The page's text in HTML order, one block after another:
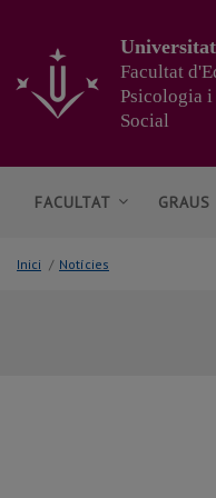
contingut
principal
Facultat
Psicologia
Social
FACULTAT GRAUS
Inici / Notícies